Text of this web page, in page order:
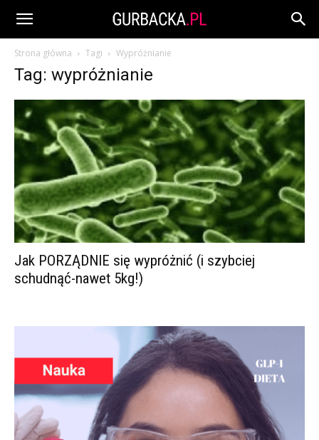
Strona główna Tagi Wypróżnianie
Tag: wypróżnianie
Jak PORZĄDNIE się wypróżnić (i szybciej
schudnąć-nawet 5kg!)